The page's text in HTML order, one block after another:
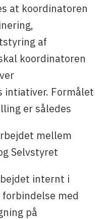
at koordinatoren
af
koordinatoren
intiativer. Formålet
er således
mellem
Selvstyret
internt i
med
på